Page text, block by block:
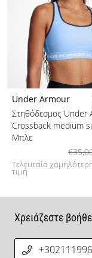
Under Armour
Στηθόδεσμος Under
Crossback medium
Μπλε
Τελευταία
τιμή
Χρειάζεστε